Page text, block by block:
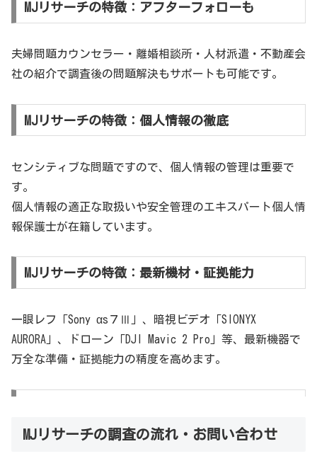
MJリサーチの特徴：アフターフォローも
夫婦問題カウンセラー・離婚相談所・人材派遣・不動産会
社の紹介で調査後の問題解決もサポートも可能です。
MJリサーチの特徴：個人情報の徹底
センシティブな問題ですので、個人情報の管理は重要で
す。
個人情報の適正な取扱いや安全管理のエキスパート個人情
報保護士が在籍しています。
MJリサーチの特徴：最新機材・証拠能力
一眼レフ「Sony αs７Ⅲ」、暗視ビデオ「SIONYX
AURORA」、ドローン「DJI Mavic 2 Pro」等、最新機器で
万全な準備・証拠能力の精度を高めます。
MJリサーチの調査の流れ・お問い合わせ